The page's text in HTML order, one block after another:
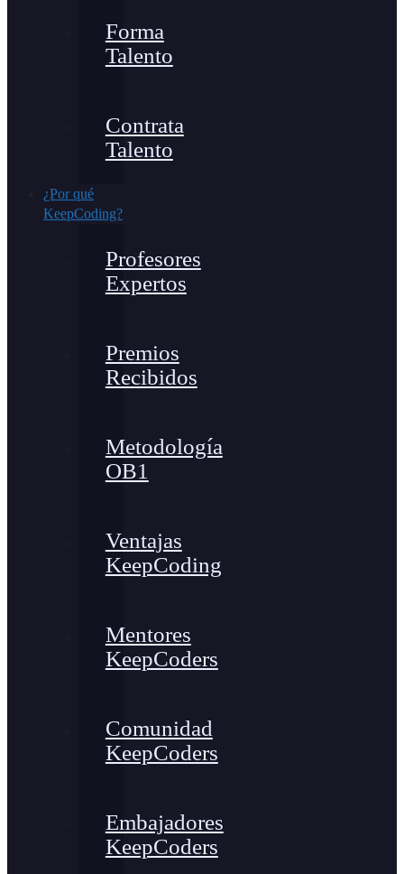
Forma
Talento
Contrata
Talento
¿Por qué
KeepCoding?
Profesores
Expertos
Premios
Recibidos
Metodología
OB1
Ventajas
KeepCoding
Mentores
KeepCoders
Comunidad
KeepCoders
Embajadores
KeepCoders